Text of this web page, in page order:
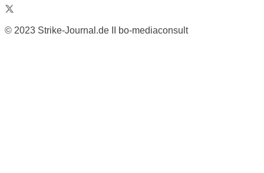
© 2023 Strike-Journal.de II bo-mediaconsult